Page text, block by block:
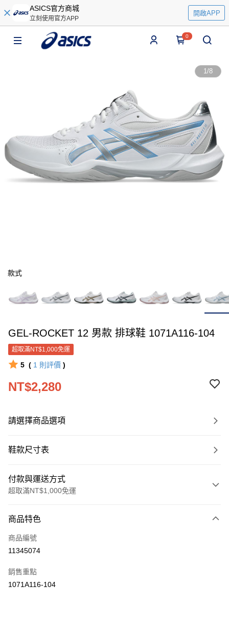
ASICS官方商城
立刻使用官方APP
開啟APP
0
1/8
款式
GEL-ROCKET 12 男款 排球鞋 1071A116-104
超取滿NT$1,000免運
5 ( 1 則評價 )
NT$2,280
請選擇商品選項
鞋款尺寸表
付款與運送方式
超取滿NT$1,000免運
信用卡一次付款
信用卡分期付款
合作金庫商業銀行
華南商業銀行
商品特色
商品編號
11345074
銷售重點
1071A116-104